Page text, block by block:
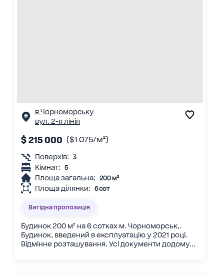
в Чорноморську
вул. 2-я лінія
$ 215 000 ($1 075/м²)
Поверхів: 3
Кімнат: 5
Площа загальна: 200 м²
Площа ділянки: 6 сот
Вигідна пропозиція
Будинок 200 м² на 6 сотках м. Чорноморськ,.
Будинок, введений в експлуатацію у 2021 році.
Відмінне розташування. Усі документи додому...